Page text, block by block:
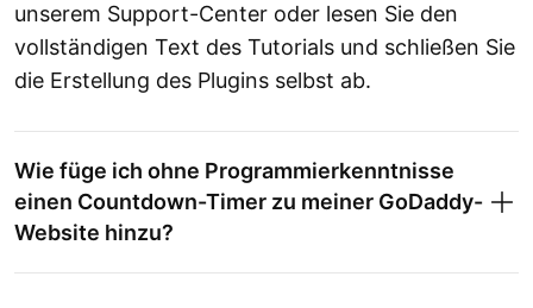
unserem Support-Center oder lesen Sie den
vollständigen Text des Tutorials und schließen Sie
die Erstellung des Plugins selbst ab.
Wie füge ich ohne Programmierkenntnisse
einen Countdown-Timer zu meiner GoDaddy-
Website hinzu?